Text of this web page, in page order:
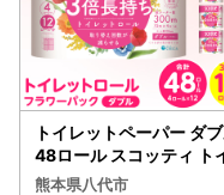
トイレットペーパー ダ
48ロール スコッティ ト
レット
熊本県八代市